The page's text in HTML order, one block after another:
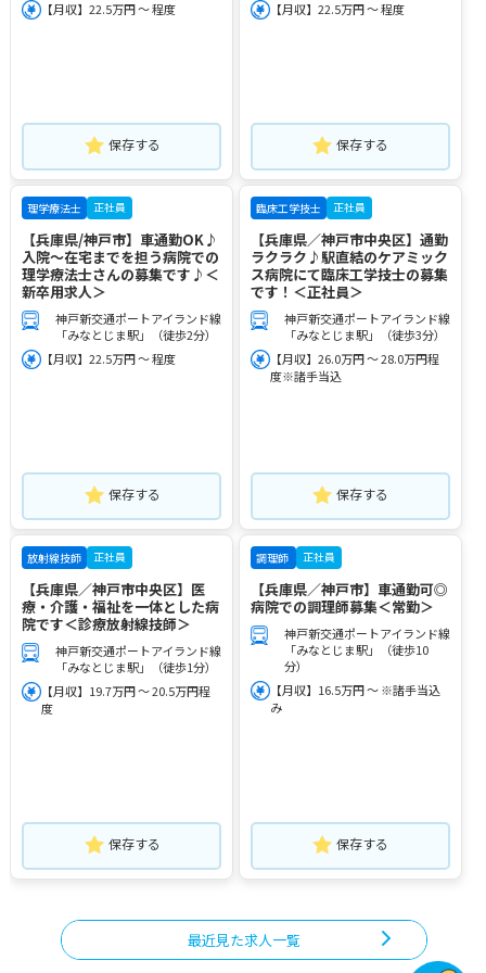
【月収】22.5万円 ～ 程度
保存する
【月収】22.5万円 ～ 程度
保存する
理学療法士 正社員
【兵庫県/神戸市】車通勤OK♪
入院～在宅までを担う病院での
理学療法士さんの募集です♪＜
新卒用求人＞
神戸新交通ポートアイランド線
「みなとじま駅」（徒歩2分）
【月収】22.5万円 ～ 程度
保存する
臨床工学技士 正社員
【兵庫県／神戸市中央区】通勤
ラクラク♪駅直結のケアミック
ス病院にて臨床工学技士の募集
です！＜正社員＞
神戸新交通ポートアイランド線
「みなとじま駅」（徒歩3分）
【月収】26.0万円 ～ 28.0万円程
度※諸手当込
保存する
放射線技師 正社員
【兵庫県／神戸市中央区】医
療・介護・福祉を一体とした病
院です＜診療放射線技師＞
神戸新交通ポートアイランド線
「みなとじま駅」（徒歩1分）
【月収】19.7万円 ～ 20.5万円程
度
保存する
調理師 正社員
【兵庫県／神戸市】車通勤可◎
病院での調理師募集＜常勤＞
神戸新交通ポートアイランド線
「みなとじま駅」（徒歩10
分）
【月収】16.5万円 ～ ※諸手当込
み
保存する
最近見た求人一覧